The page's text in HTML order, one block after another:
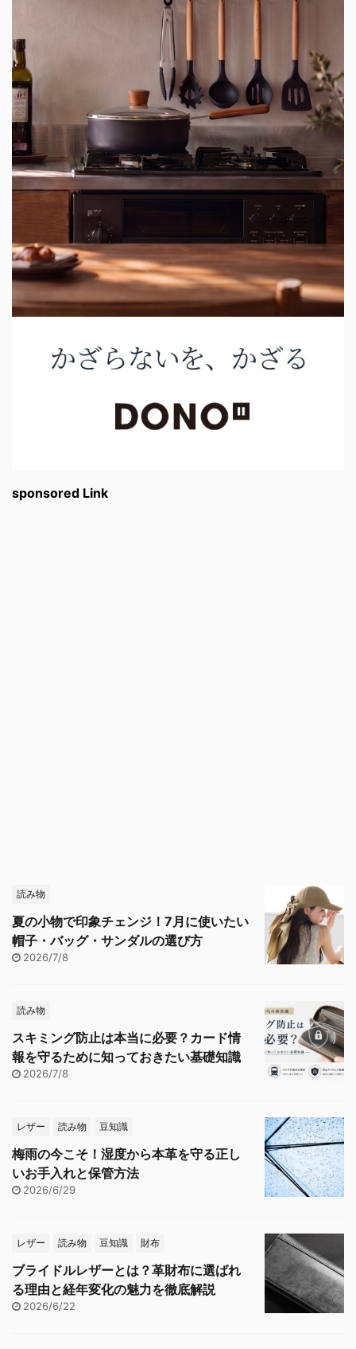
sponsored Link
読み物
夏の小物で印象チェンジ！7月に使いたい
帽子・バッグ・サンダルの選び方
2026/7/8
読み物
スキミング防止は本当に必要？カード情
報を守るために知っておきたい基礎知識
2026/7/8
レザー 読み物 豆知識
梅雨の今こそ！湿度から本革を守る正し
いお手入れと保管方法
2026/6/29
レザー 読み物 豆知識 財布
ブライドルレザーとは？革財布に選ばれ
る理由と経年変化の魅力を徹底解説
2026/6/22